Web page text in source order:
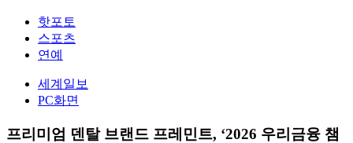
핫포토
스포츠
연예
세계일보
PC화면
프리미엄 덴탈 브랜드 프레민트, ‘2026 우리금융 챔